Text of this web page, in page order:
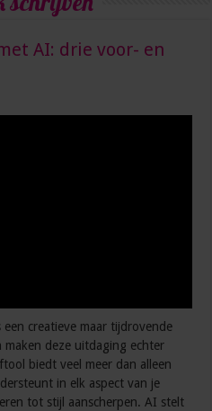
AI: drie voor- en
creatieve maar tijdrovende
deze uitdaging echter
biedt veel meer dan alleen
in elk aspect van je
tot stijl aanscherpen. AI stelt